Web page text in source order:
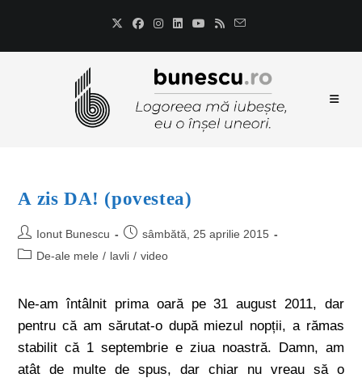
A zis DA! (povestea)
Ionut Bunescu
sâmbătă, 25 aprilie 2015
De-ale mele / lavli / video
Ne-am întâlnit prima oară pe 31 august 2011, dar
pentru că am sărutat-o după miezul nopții, a rămas
stabilit că 1 septembrie e ziua noastră. Damn, am
atât de multe de spus, dar chiar nu vreau să o